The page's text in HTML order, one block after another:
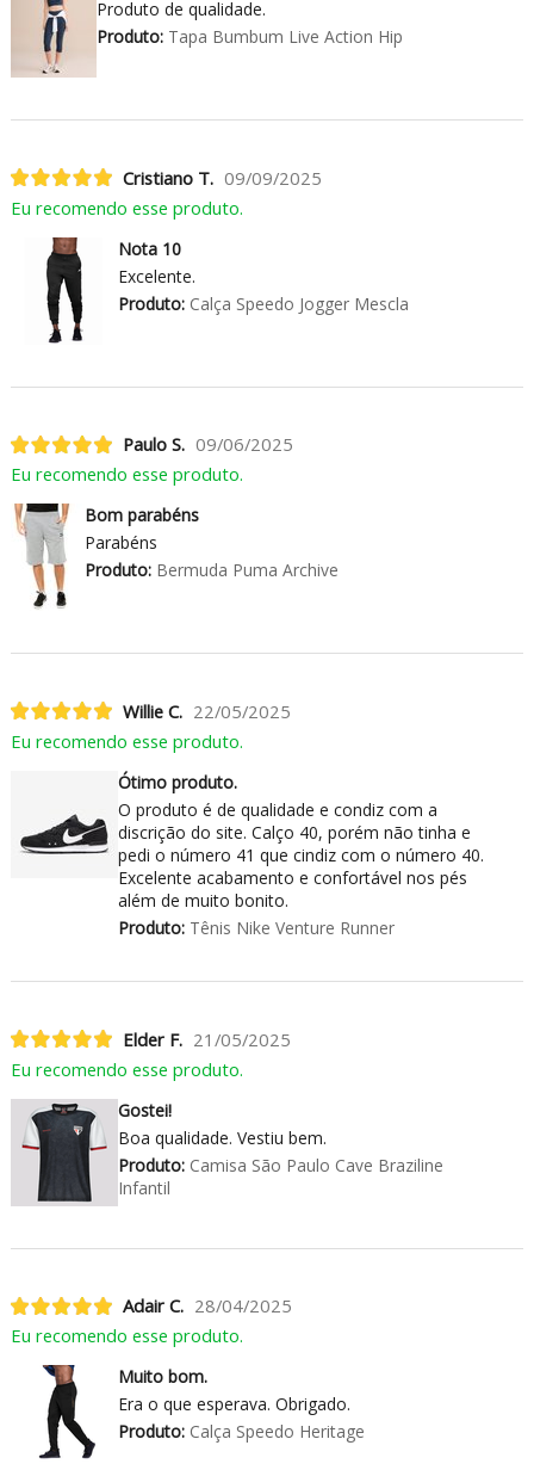
Produto de qualidade.
Produto:Tapa Bumbum Live Action Hip
Cristiano T. 09/09/2025
Eu recomendo esse produto.
Nota 10
Excelente.
Produto:Calça Speedo Jogger Mescla
Paulo S. 09/06/2025
Eu recomendo esse produto.
Bom parabéns
Parabéns
Produto:Bermuda Puma Archive
Willie C. 22/05/2025
Eu recomendo esse produto.
Ótimo produto.
O produto é de qualidade e condiz com a
discrição do site. Calço 40, porém não tinha e
pedi o número 41 que cindiz com o número 40.
Excelente acabamento e confortável nos pés
além de muito bonito.
Produto:Tênis Nike Venture Runner
Elder F. 21/05/2025
Eu recomendo esse produto.
Gostei!
Boa qualidade. Vestiu bem.
Produto:Camisa São Paulo Cave Braziline
Infantil
Adair C. 28/04/2025
Eu recomendo esse produto.
Muito bom.
Era o que esperava. Obrigado.
Produto:Calça Speedo Heritage